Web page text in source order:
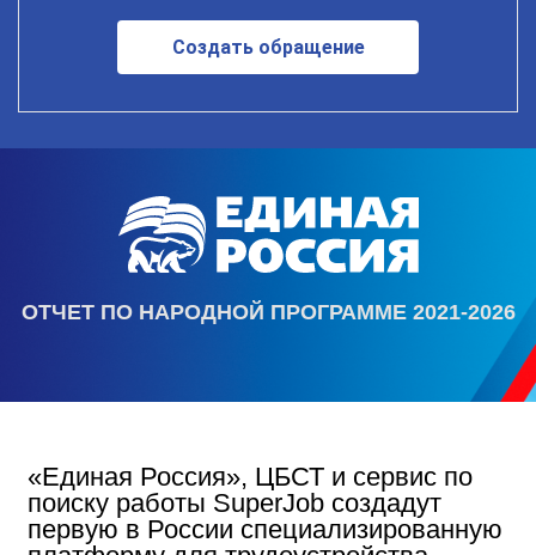
Создать обращение
ОТЧЕТ ПО НАРОДНОЙ ПРОГРАММЕ 2021-2026
«Единая Россия», ЦБСТ и сервис по
поиску работы SuperJob создадут
первую в России специализированную